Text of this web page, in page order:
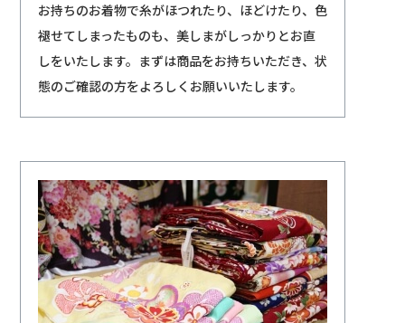
お持ちのお着物で糸がほつれたり、ほどけたり、色
褪せてしまったものも、美しまがしっかりとお直
しをいたします。まずは商品をお持ちいただき、状
態のご確認の方をよろしくお願いいたします。